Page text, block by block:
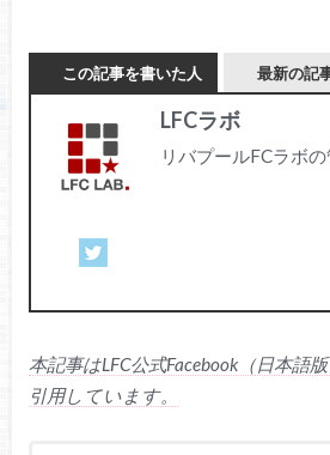
この記事を書いた人 最新の記
LFCラボ
リバプールFCラボの
本記事はLFC公式Facebook（日本語
引用しています。